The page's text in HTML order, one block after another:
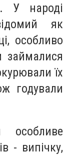
У народі
як
особливо
займалися
їх
годували
особливе
- випічку,